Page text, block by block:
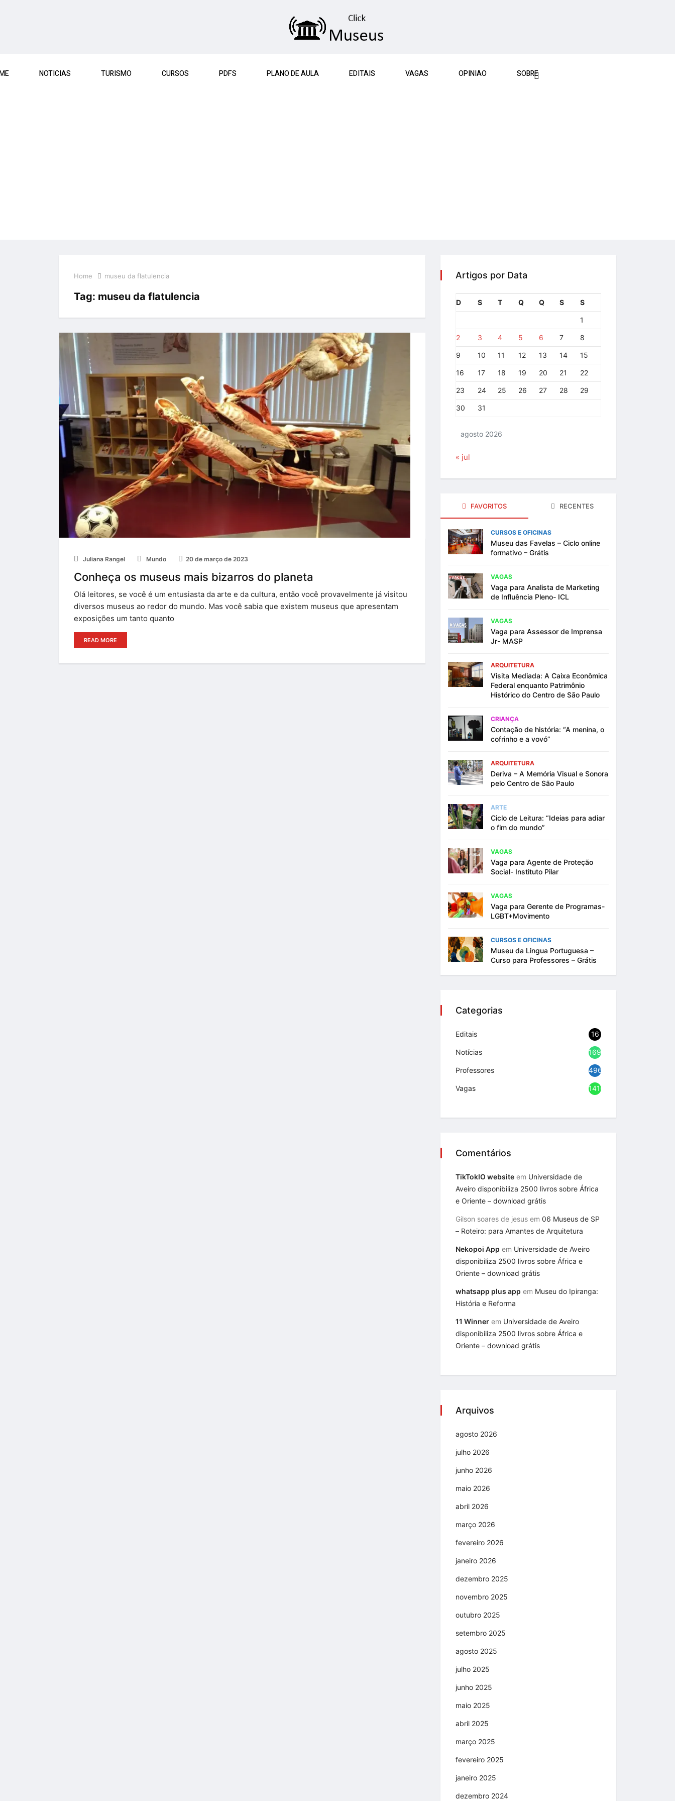
NOTICIAS TURISMO CURSOS PDFS PLANO DE AULA EDITAIS VAGAS OPINIAO SOBRE
Home museu da flatulencia
Tag: museu da flatulencia
Juliana Rangel Mundo 20 de março de 2023
Conheça os museus mais bizarros do planeta
Olá leitores, se você é um entusiasta da arte e da cultura, então você provavelmente já visitou
diversos museus ao redor do mundo. Mas você sabia que existem museus que apresentam
exposições um tanto quanto
READ MORE
Artigos por Data
agosto 2026
D S T Q Q S S
1
2 3 4 5 6 7 8
9 10 11 12 13 14 15
16 17 18 19 20 21 22
23 24 25 26 27 28 29
30 31
« jul
FAVORITOS RECENTES
CURSOS E OFICINAS
Museu das Favelas – Ciclo online
formativo – Grátis
VAGAS
Vaga para Analista de Marketing
de Influência Pleno- ICL
VAGAS
Vaga para Assessor de Imprensa
Jr- MASP
ARQUITETURA
Visita Mediada: A Caixa Econômica
Federal enquanto Patrimônio
Histórico do Centro de São Paulo
CRIANÇA
Contação de história: “A menina, o
cofrinho e a vovó”
ARQUITETURA
Deriva – A Memória Visual e Sonora
pelo Centro de São Paulo
ARTE
Ciclo de Leitura: “Ideias para adiar
o fim do mundo”
VAGAS
Vaga para Agente de Proteção
Social- Instituto Pilar
VAGAS
Vaga para Gerente de Programas-
LGBT+Movimento
CURSOS E OFICINAS
Museu da Lingua Portuguesa –
Curso para Professores – Grátis
Categorias
Editais 16
Notícias 1692
Professores 496
Vagas 1416
Comentários
TikTokIO website em Universidade de
Aveiro disponibiliza 2500 livros sobre África
e Oriente – download grátis
Gilson soares de jesus em 06 Museus de SP
– Roteiro: para Amantes de Arquitetura
Nekopoi App em Universidade de Aveiro
disponibiliza 2500 livros sobre África e
Oriente – download grátis
whatsapp plus app em Museu do Ipiranga:
História e Reforma
11 Winner em Universidade de Aveiro
disponibiliza 2500 livros sobre África e
Oriente – download grátis
Arquivos
agosto 2026
julho 2026
junho 2026
maio 2026
abril 2026
março 2026
fevereiro 2026
janeiro 2026
dezembro 2025
novembro 2025
outubro 2025
setembro 2025
agosto 2025
julho 2025
junho 2025
maio 2025
abril 2025
março 2025
fevereiro 2025
janeiro 2025
dezembro 2024